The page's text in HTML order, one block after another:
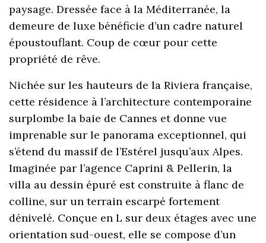
paysage. Dressée face à la Méditerranée, la
demeure de luxe bénéficie d’un cadre naturel
époustouflant. Coup de cœur pour cette
propriété de rêve.
Nichée sur les hauteurs de la Riviera française,
cette résidence à l’architecture contemporaine
surplombe la baie de Cannes et donne vue
imprenable sur le panorama exceptionnel, qui
s’étend du massif de l’Estérel jusqu’aux Alpes.
Imaginée par l’agence Caprini & Pellerin, la
villa au dessin épuré est construite à flanc de
colline, sur un terrain escarpé fortement
dénivelé. Conçue en L sur deux étages avec une
orientation sud-ouest, elle se compose d’un